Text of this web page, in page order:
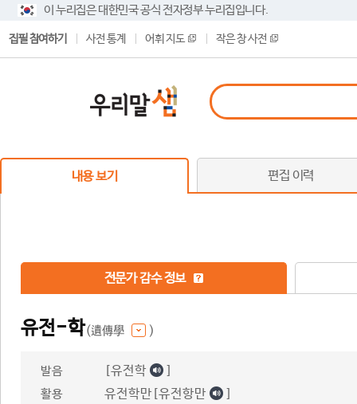
이 누리집은 대한민국 공식 전자정부 누리집입니다.
집필 참여하기 사전 통계 어휘 지도 작은 창 사전
내용 보기 편집 이력
전문가 감수 정보
유전-학(遺傳學 )
발음 [유전학 ]
활용 유전학만[유전항만 ]